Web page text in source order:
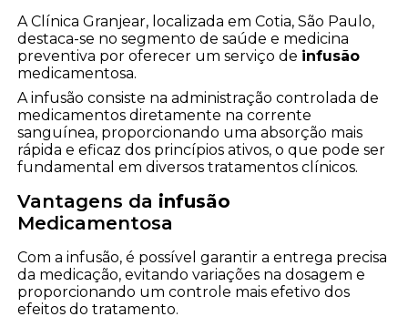
A Clínica Granjear, localizada em Cotia, São Paulo,
destaca-se no segmento de saúde e medicina
preventiva por oferecer um serviço de infusão
medicamentosa.
A infusão consiste na administração controlada de
medicamentos diretamente na corrente
sanguínea, proporcionando uma absorção mais
rápida e eficaz dos princípios ativos, o que pode ser
fundamental em diversos tratamentos clínicos.
Vantagens da infusão
Medicamentosa
Com a infusão, é possível garantir a entrega precisa
da medicação, evitando variações na dosagem e
proporcionando um controle mais efetivo dos
efeitos do tratamento.